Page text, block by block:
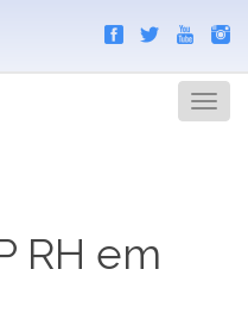
Menu
RH em